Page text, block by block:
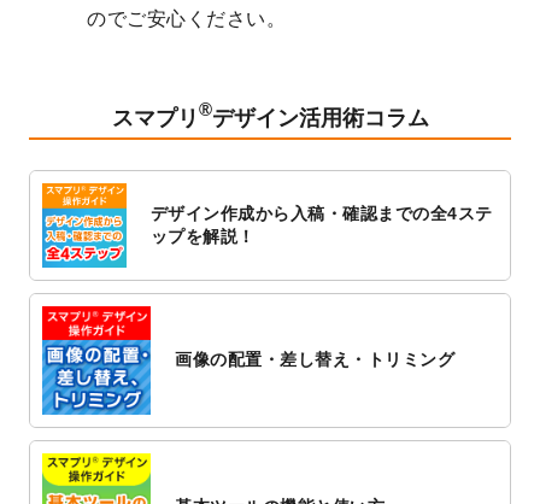
2023/3/2
パワーポイント版テンプレートをダウンロ
追加しました。
2023/1/13
4月始まりのカレンダーデザインテンプレー
2023/1/5
スタンプカードのデザインテンプレート
追加しました。
2022/12/26
止のお知らせ
2022/12/16
トを公開いたしました。
2022/12/1
2022/11/25
【新商品】封筒が作成できるようになりま
のでご安心ください。
スマプリ ®デザイン活用術コラム
デザイン作成から入稿・確認までの全4ステ
ップを解説！
画像の配置・差し替え・トリミング